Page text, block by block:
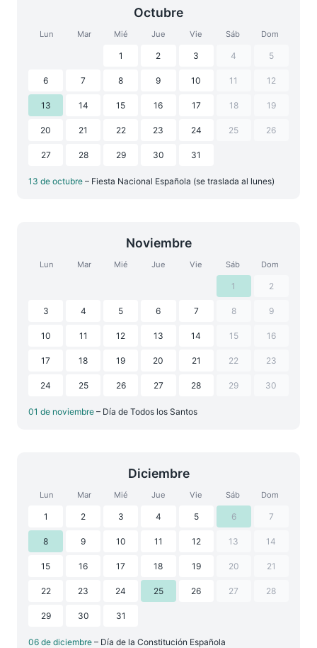
Octubre
Lun Mar Mié Jue Vie Sáb Dom
1 2 3 4 5
6 7 8 9 10 11 12
13 14 15 16 17 18 19
20 21 22 23 24 25 26
27 28 29 30 31
13 de octubre – Fiesta Nacional Española (se traslada al lunes)
Noviembre
Lun Mar Mié Jue Vie Sáb Dom
1 2
3 4 5 6 7 8 9
10 11 12 13 14 15 16
17 18 19 20 21 22 23
24 25 26 27 28 29 30
01 de noviembre – Día de Todos los Santos
Diciembre
Lun Mar Mié Jue Vie Sáb Dom
1 2 3 4 5 6 7
8 9 10 11 12 13 14
15 16 17 18 19 20 21
22 23 24 25 26 27 28
29 30 31
06 de diciembre – Día de la Constitución Española